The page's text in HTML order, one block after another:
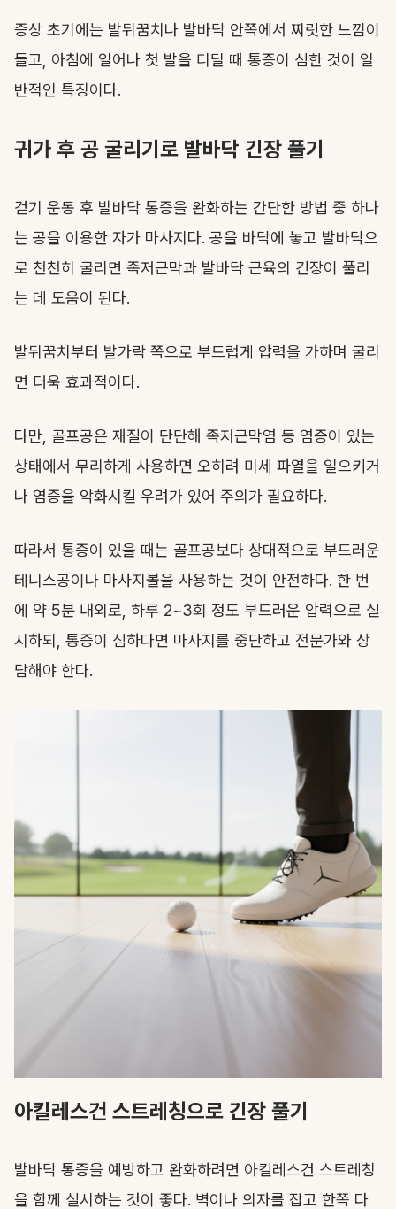
증상 초기에는 발뒤꿈치나 발바닥 안쪽에서 찌릿한 느낌이
들고, 아침에 일어나 첫 발을 디딜 때 통증이 심한 것이 일
반적인 특징이다.
귀가 후 공 굴리기로 발바닥 긴장 풀기
걷기 운동 후 발바닥 통증을 완화하는 간단한 방법 중 하나
는 공을 이용한 자가 마사지다. 공을 바닥에 놓고 발바닥으
로 천천히 굴리면 족저근막과 발바닥 근육의 긴장이 풀리
는 데 도움이 된다.
발뒤꿈치부터 발가락 쪽으로 부드럽게 압력을 가하며 굴리
면 더욱 효과적이다.
다만, 골프공은 재질이 단단해 족저근막염 등 염증이 있는
상태에서 무리하게 사용하면 오히려 미세 파열을 일으키거
나 염증을 악화시킬 우려가 있어 주의가 필요하다.
따라서 통증이 있을 때는 골프공보다 상대적으로 부드러운
테니스공이나 마사지볼을 사용하는 것이 안전하다. 한 번
에 약 5분 내외로, 하루 2~3회 정도 부드러운 압력으로 실
시하되, 통증이 심하다면 마사지를 중단하고 전문가와 상
담해야 한다.
아킬레스건 스트레칭으로 긴장 풀기
발바닥 통증을 예방하고 완화하려면 아킬레스건 스트레칭
을 함께 실시하는 것이 좋다. 벽이나 의자를 잡고 한쪽 다